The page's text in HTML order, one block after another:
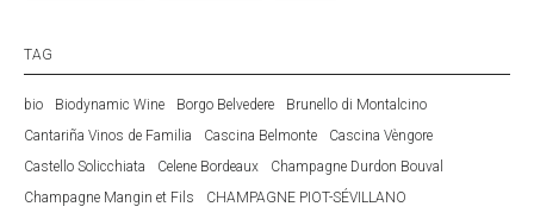
TAG
bio Biodynamic Wine Borgo Belvedere
Brunello di Montalcino
Cantariña Vinos de Familia
Cascina Belmonte
Cascina Vèngore
Castello Solicchiata
Celene Bordeaux
Champagne Durdon Bouval
Champagne Mangin et Fils
CHAMPAGNE PIOT-SÉVILLANO